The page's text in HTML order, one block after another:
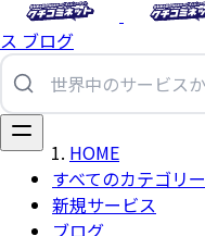
ス ブログ
すべてのカテゴリー
新規サービス
ブログ
HOME